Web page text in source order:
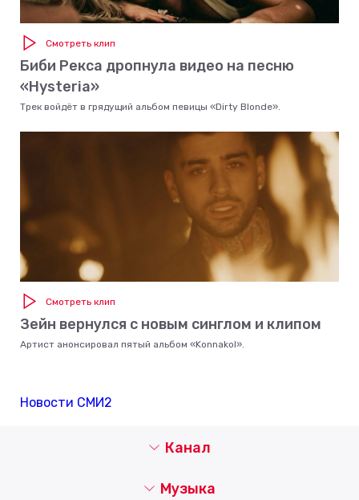
Смотреть клип
Биби Рекса дропнула видео на песню
«Hysteria»
Трек войдёт в грядущий альбом певицы «Dirty Blonde».
Смотреть клип
Зейн вернулся с новым синглом и клипом
Артист анонсировал пятый альбом «Konnakol».
Новости СМИ2
Канал
Музыка